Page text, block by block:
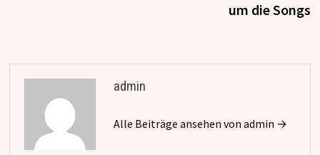
um die Songs
admin
Alle Beiträge ansehen von admin →